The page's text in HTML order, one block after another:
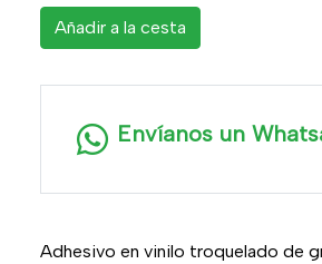
Añadir a la cesta
Envíanos un
Adhesivo en vinilo troquelado de